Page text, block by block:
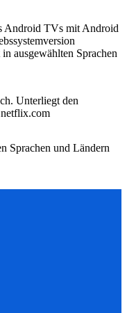
Android TVs mit Android
ausgewählten Sprachen
Unterliegt den
Sprachen und Ländern